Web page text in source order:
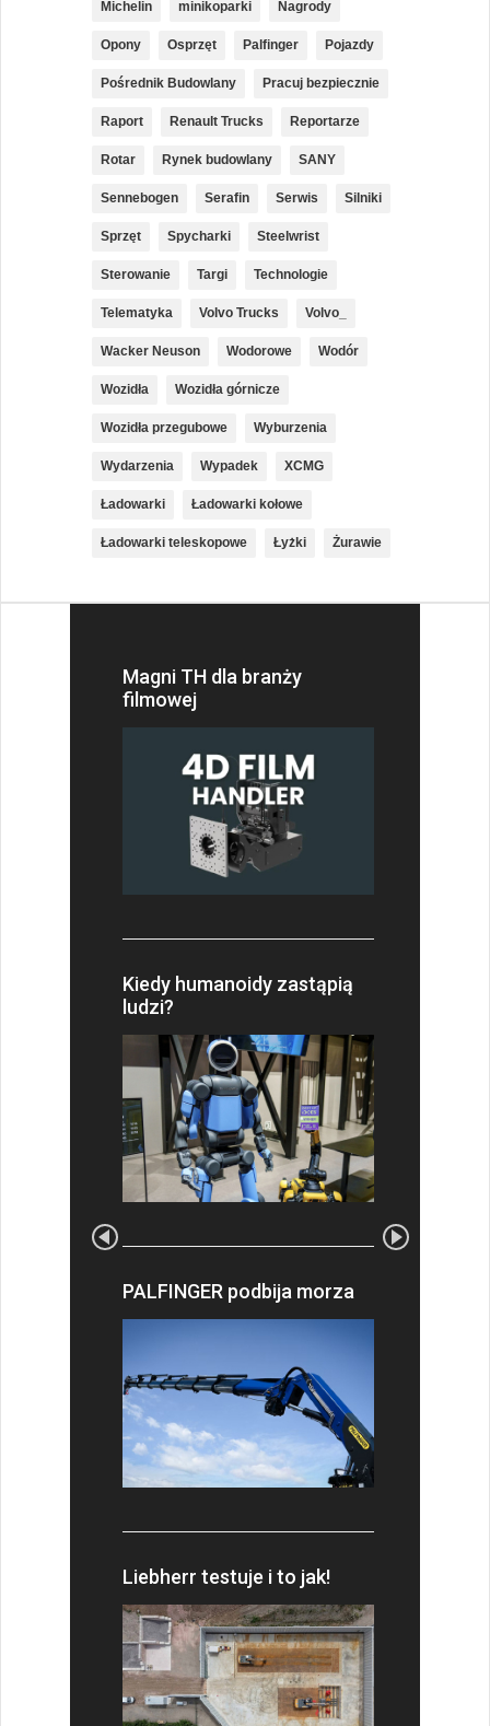
Michelin minikoparki Nagrody
Opony Osprzęt Palfinger Pojazdy
Pośrednik Budowlany Pracuj bezpiecznie
Raport Renault Trucks Reportarze
Rotar Rynek budowlany SANY
Sennebogen Serafin Serwis Silniki
Sprzęt Spycharki Steelwrist
Sterowanie Targi Technologie
Telematyka Volvo Trucks Volvo_
Wacker Neuson Wodorowe Wodór
Wozidła Wozidła górnicze
Wozidła przegubowe Wyburzenia
Wydarzenia Wypadek XCMG
Ładowarki Ładowarki kołowe
Ładowarki teleskopowe Łyżki Żurawie
Magni TH dla branży
filmowej
Kiedy humanoidy zastąpią
ludzi?
PALFINGER podbija morza
Liebherr testuje i to jak!